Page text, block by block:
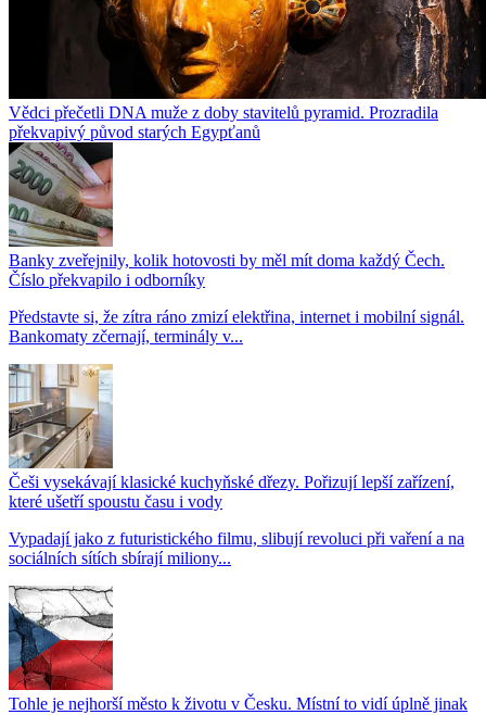
Vědci přečetli DNA muže z doby stavitelů pyramid. Prozradila
překvapivý původ starých Egypťanů
Banky zveřejnily, kolik hotovosti by měl mít doma každý Čech.
Číslo překvapilo i odborníky
Představte si, že zítra ráno zmizí elektřina, internet i mobilní signál.
Bankomaty zčernají, terminály v...
Češi vysekávají klasické kuchyňské dřezy. Pořizují lepší zařízení,
které ušetří spoustu času i vody
Vypadají jako z futuristického filmu, slibují revoluci při vaření a na
sociálních sítích sbírají miliony...
Tohle je nejhorší město k životu v Česku. Místní to vidí úplně jinak